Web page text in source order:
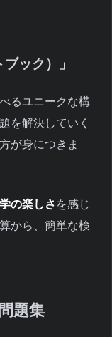
ック）」
るユニークな構
を解決していく
が身につきま
の楽しさ を感じ
から、簡単な検
題集